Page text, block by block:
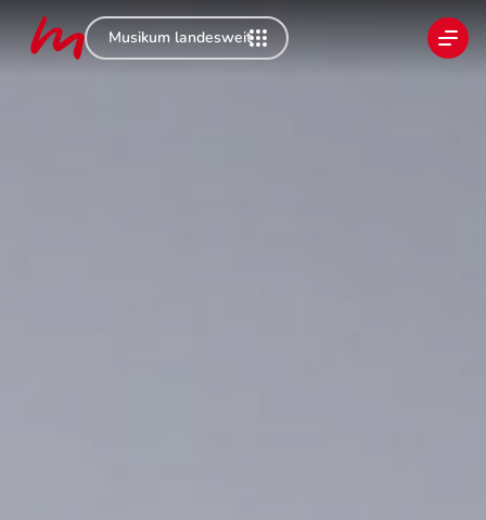
Musikum landesweit